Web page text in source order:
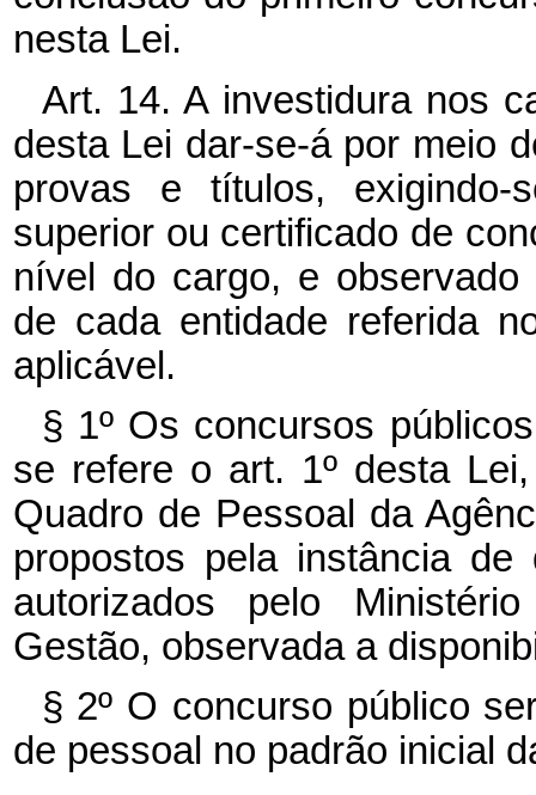
nesta Lei.
Art. 14. A investidura nos
desta Lei dar-se-á por meio
provas e títulos,
superior ou certificado de
nível do cargo, e
de cada entidade referida
aplicável.
§ 1º Os concursos
se refere o art. 1º desta
Quadro de Pessoal da
propostos pela instância
autorizados pelo
Gestão, observada a
§ 2º O concurso público
de pessoal no padrão inicial